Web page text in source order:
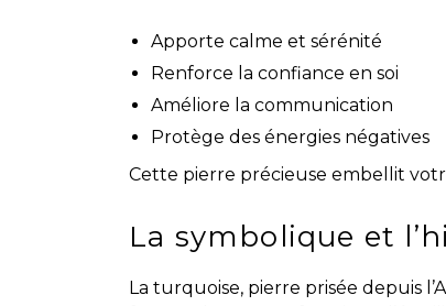
Apporte calme et sérénité
Renforce la confiance en soi
Améliore la communication
Protège des énergies négatives
Cette pierre précieuse embellit
La symbolique et
La turquoise, pierre prisée depuis